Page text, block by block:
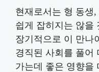
현재로서는 형 동생
쉽게 잡히지는 않을
장기적으로 이 만나
경직된 사회를 풀어
가는데 좋은 영향을